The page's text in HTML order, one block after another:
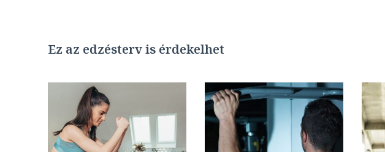
Ez az edzésterv is érdekelhet